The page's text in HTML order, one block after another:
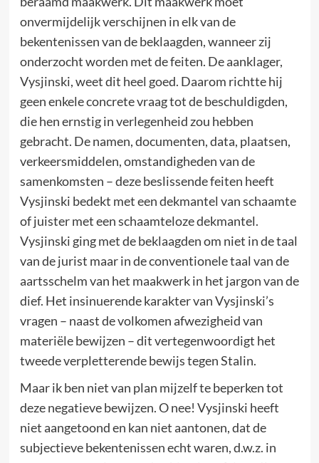
onvermijdelijk verschijnen in elk van de
bekentenissen van de beklaagden, wanneer zij
onderzocht worden met de feiten. De aanklager,
Vysjinski, weet dit heel goed. Daarom richtte hij
geen enkele concrete vraag tot de beschuldigden,
die hen ernstig in verlegenheid zou hebben
gebracht. De namen, documenten, data, plaatsen,
verkeersmiddelen, omstandigheden van de
samenkomsten – deze beslissende feiten heeft
Vysjinski bedekt met een dekmantel van schaamte
of juister met een schaamteloze dekmantel.
Vysjinski ging met de beklaagden om niet in de taal
van de jurist maar in de conventionele taal van de
aartsschelm van het maakwerk in het jargon van de
dief. Het insinuerende karakter van Vysjinski’s
vragen – naast de volkomen afwezigheid van
materiële bewijzen – dit vertegenwoordigt het
tweede verpletterende bewijs tegen Stalin.
Maar ik ben niet van plan mijzelf te beperken tot
deze negatieve bewijzen. O nee! Vysjinski heeft
niet aangetoond en kan niet aantonen, dat de
subjectieve bekentenissen echt waren, d.w.z. in